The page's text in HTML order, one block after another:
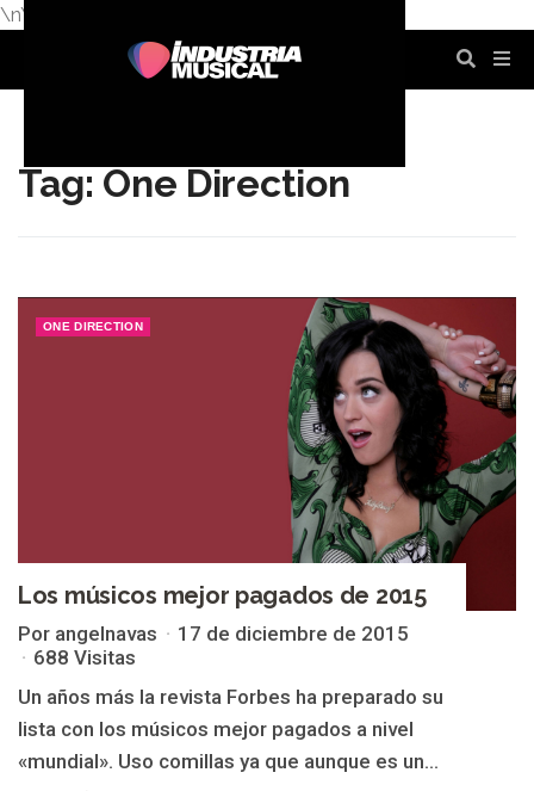
\n\n
Tag: One Direction
ONE DIRECTION
Los músicos mejor pagados de 2015
Por angelnavas
17 de diciembre de 2015
688 Visitas
Un años más la revista Forbes ha preparado su
lista con los músicos mejor pagados a nivel
«mundial». Uso comillas ya que aunque es un...